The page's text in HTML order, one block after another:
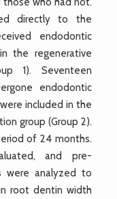
directly to the
endodontic
the regenerative
1). Seventeen
endodontic
included in the
group (Group 2).
of 24 months.
and pre-
were analyzed to
root dentin width